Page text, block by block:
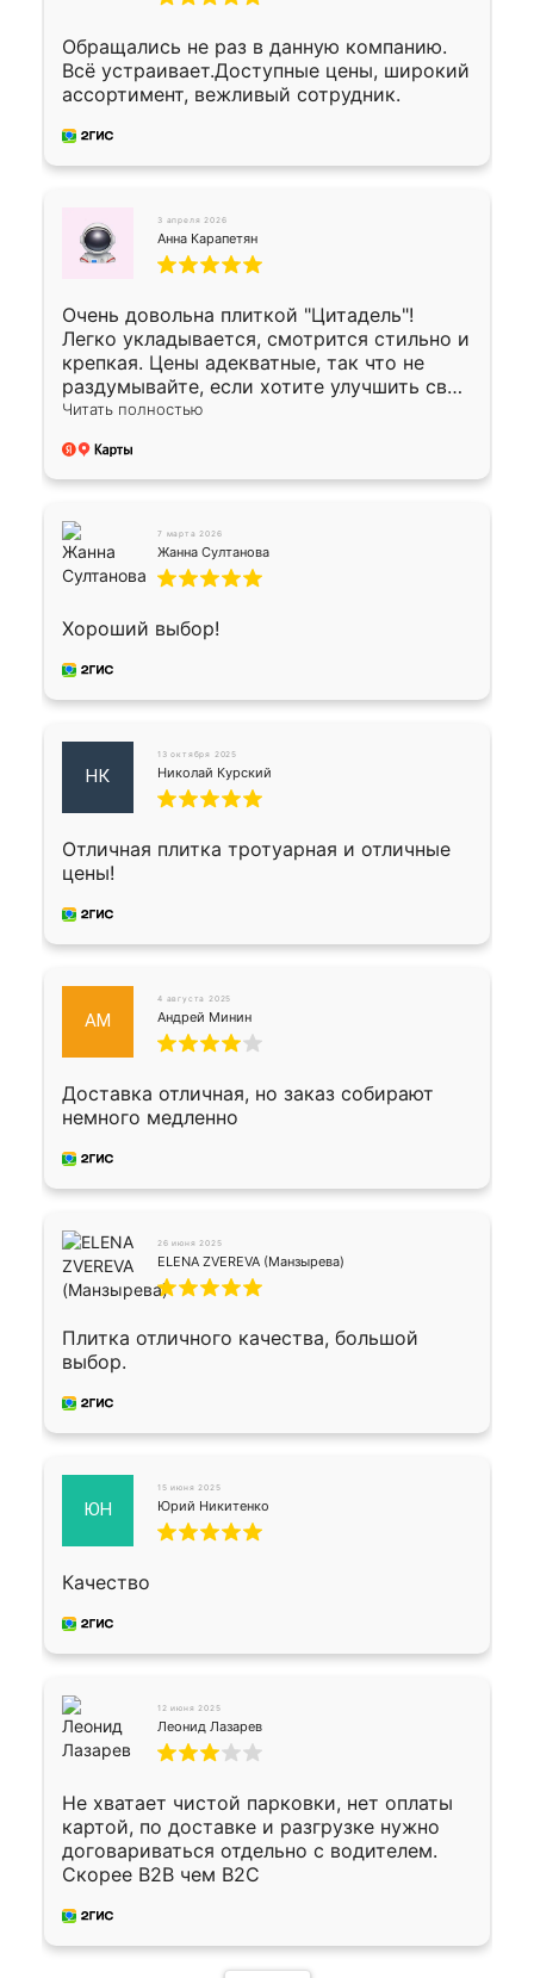
Обращались не раз в данную компанию.
Всё устраивает.Доступные цены, широкий
ассортимент, вежливый сотрудник.
3 апреля 2026
Анна Карапетян
Очень довольна плиткой "Цитадель"!
Легко укладывается, смотрится стильно и
крепкая. Цены адекватные, так что не
раздумывайте, если хотите улучшить свой
двор!
Читать полностью
7 марта 2026
Жанна Султанова
Хороший выбор!
НК
13 октября 2025
Николай Курский
Отличная плитка тротуарная и отличные
цены!
АМ
4 августа 2025
Андрей Минин
Доставка отличная, но заказ собирают
немного медленно
26 июня 2025
ELENA ZVEREVA (Манзырева)
Плитка отличного качества, большой
выбор.
ЮН
15 июня 2025
Юрий Никитенко
Качество
12 июня 2025
Леонид Лазарев
Не хватает чистой парковки, нет оплаты
картой, по доставке и разгрузке нужно
договариваться отдельно с водителем.
Скорее B2B чем B2C